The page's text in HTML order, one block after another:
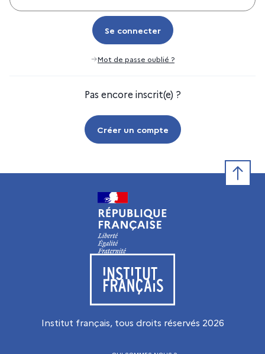
Se connecter
Se connecter
Mot de passe oublié ?
Pas encore inscrit(e) ?
Créer un compte
Visiter le site de l’Institut français
Institut français, tous droits réservés 2026